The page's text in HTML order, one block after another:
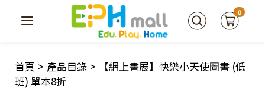
0
首頁 > 產品目錄 >
【網上書展】快樂小天使圖書 (低
班) 單本8折